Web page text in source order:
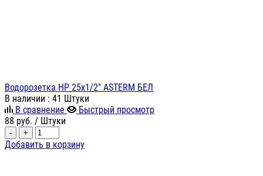
Водорозетка НР 25х1/2" ASTERM БЕЛ
В наличии : 41 Штуки
В сравнение
Быстрый просмотр
88 руб. / Штуки
- +
Добавить в корзину